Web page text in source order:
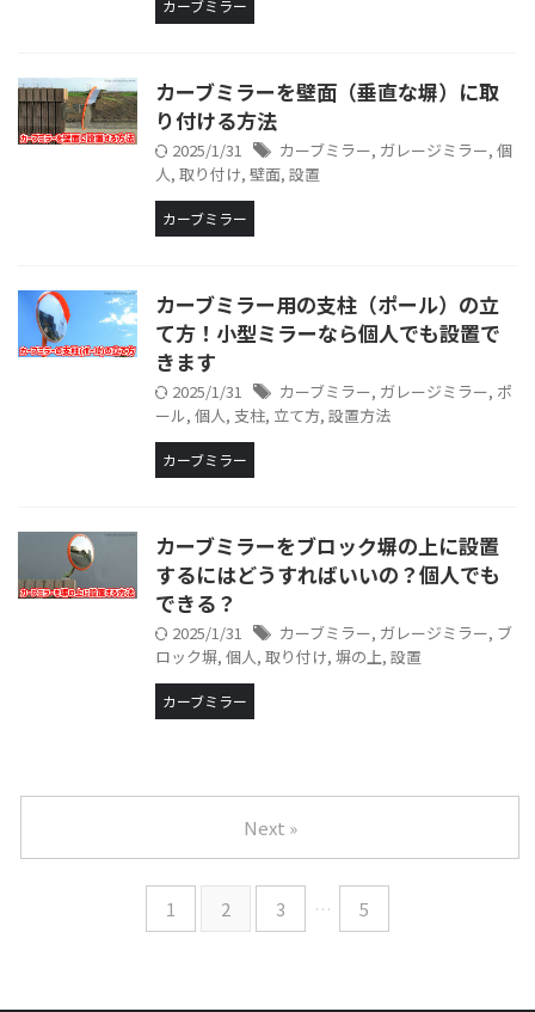
カーブミラー
カーブミラーを壁面（垂直な塀）に取
り付ける方法
2025/1/31 カーブミラー, ガレージミラー, 個
人, 取り付け, 壁面, 設置
カーブミラー
カーブミラー用の支柱（ポール）の立
て方！小型ミラーなら個人でも設置で
きます
2025/1/31 カーブミラー, ガレージミラー, ポ
ール, 個人, 支柱, 立て方, 設置方法
カーブミラー
カーブミラーをブロック塀の上に設置
するにはどうすればいいの？個人でも
できる？
2025/1/31 カーブミラー, ガレージミラー, ブ
ロック塀, 個人, 取り付け, 塀の上, 設置
カーブミラー
1 2 3 … 5
Next »